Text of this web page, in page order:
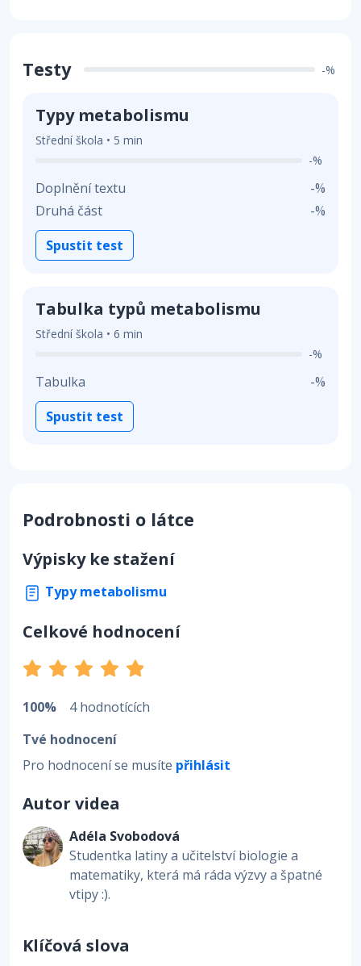
Testy -%
Typy metabolismu
Střední škola • 5 min
-%
Doplnění textu
-%
Druhá část
-%
Spustit test
Tabulka typů metabolismu
Střední škola • 6 min
-%
Tabulka
-%
Spustit test
Podrobnosti o látce
Výpisky ke stažení
Typy metabolismu
Celkové hodnocení
100%
4 hodnotících
Tvé hodnocení
Pro hodnocení se musíte přihlásit
Autor videa
Adéla Svobodová
Studentka latiny a učitelství biologie a
matematiky, která má ráda výzvy a špatné
vtipy :).
Klíčová slova